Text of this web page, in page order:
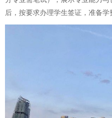
后，按要求办理学生签证，准备学